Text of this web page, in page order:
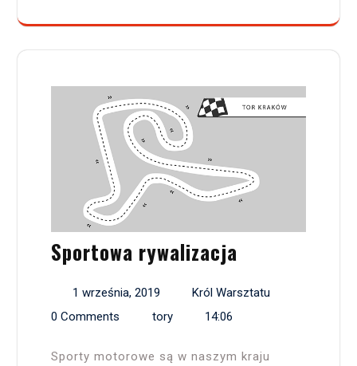
Sportowa rywalizacja
1 września, 2019
Król Warsztatu
0 Comments
tory 14:06
Sporty motorowe są w naszym kraju